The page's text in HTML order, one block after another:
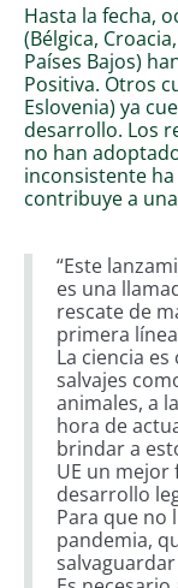
Hasta la fecha,
(Bélgica,
Países Bajos)
Positiva. Otros
Eslovenia) ya
desarrollo. Los
no han
inconsistente
contribuye a
“Este
es una
rescate de
primera
La ciencia
salvajes
animales, a
hora de
brindar a
UE un mejor
desarrollo
Para que no
pandemia,